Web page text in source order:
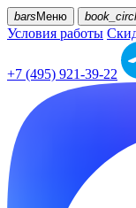
bars Меню
Условия работы
+7 (495) 921-39-22